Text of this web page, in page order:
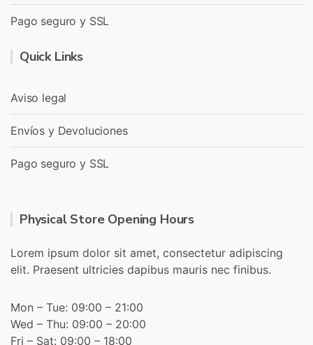
Pago seguro y SSL
Quick Links
Aviso legal
Envíos y Devoluciones
Pago seguro y SSL
Physical Store Opening Hours
Lorem ipsum dolor sit amet, consectetur adipiscing
elit. Praesent ultricies dapibus mauris nec finibus.
Mon – Tue: 09:00 – 21:00
Wed – Thu: 09:00 – 20:00
Fri – Sat: 09:00 – 18:00